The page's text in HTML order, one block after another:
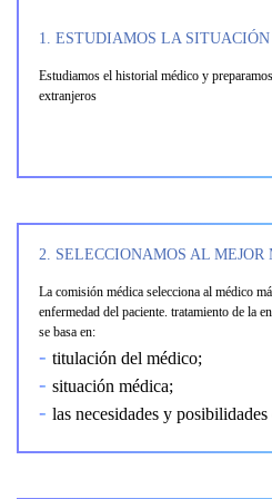
1. ESTUDIAMOS LA
Estudiamos el historial médico y
extranjeros
2. SELECCIONAMOS AL MEJOR
La comisión médica selecciona al médico
enfermedad del paciente. tratamiento de la
se basa en:
titulación del médico;
situación médica;
las necesidades y